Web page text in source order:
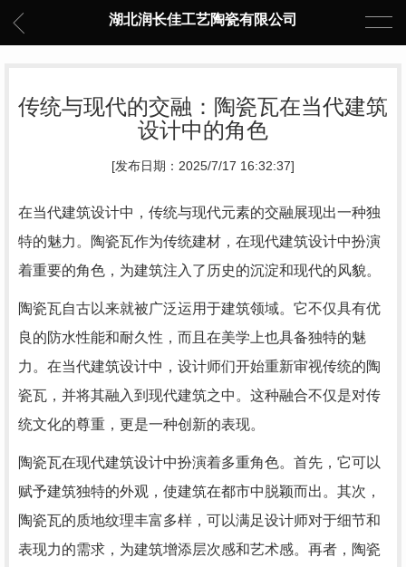
湖北润长佳工艺陶瓷有限公司
传统与现代的交融：陶瓷瓦在当代建筑
设计中的角色
[发布日期：2025/7/17 16:32:37]
在当代建筑设计中，传统与现代元素的交融展现出一种独
特的魅力。陶瓷瓦作为传统建材，在现代建筑设计中扮演
着重要的角色，为建筑注入了历史的沉淀和现代的风貌。
陶瓷瓦自古以来就被广泛运用于建筑领域。它不仅具有优
良的防水性能和耐久性，而且在美学上也具备独特的魅
力。在当代建筑设计中，设计师们开始重新审视传统的陶
瓷瓦，并将其融入到现代建筑之中。这种融合不仅是对传
统文化的尊重，更是一种创新的表现。
陶瓷瓦在现代建筑设计中扮演着多重角色。首先，它可以
赋予建筑独特的外观，使建筑在都市中脱颖而出。其次，
陶瓷瓦的质地纹理丰富多样，可以满足设计师对于细节和
表现力的需求，为建筑增添层次感和艺术感。再者，陶瓷